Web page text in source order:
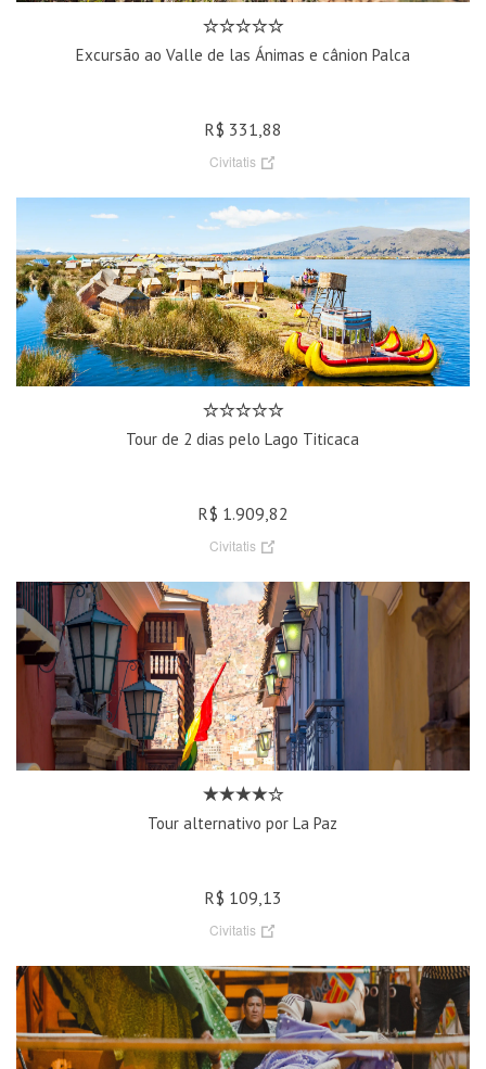
Excursão ao Valle de las Ánimas e cânion Palca
R$ 331,88
Civitatis
Tour de 2 dias pelo Lago Titicaca
R$ 1.909,82
Civitatis
Tour alternativo por La Paz
R$ 109,13
Civitatis